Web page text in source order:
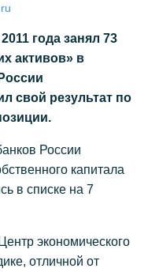
года занял 73
активов» в
свой результат по
России
капитала
в списке на 7
экономического
отличной от